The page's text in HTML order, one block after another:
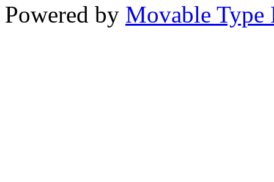
Powered by Movable Type